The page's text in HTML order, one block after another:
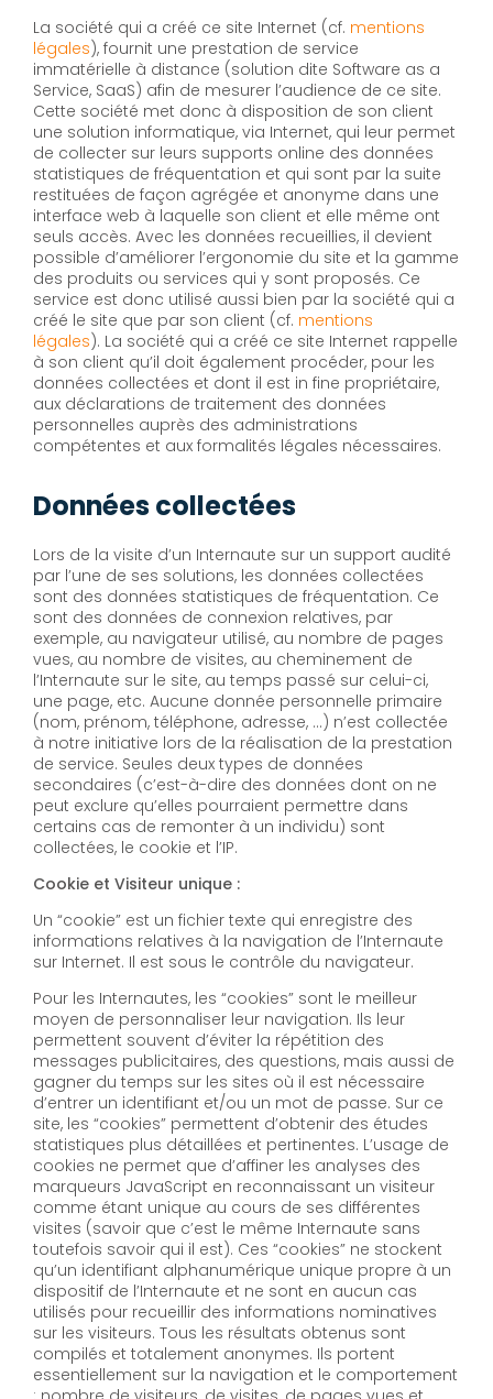
La société qui a créé ce site Internet (cf. mentions
légales), fournit une prestation de service
immatérielle à distance (solution dite Software as a
Service, SaaS) afin de mesurer l’audience de ce site.
Cette société met donc à disposition de son client
une solution informatique, via Internet, qui leur permet
de collecter sur leurs supports online des données
statistiques de fréquentation et qui sont par la suite
restituées de façon agrégée et anonyme dans une
interface web à laquelle son client et elle même ont
seuls accès. Avec les données recueillies, il devient
possible d’améliorer l’ergonomie du site et la gamme
des produits ou services qui y sont proposés. Ce
service est donc utilisé aussi bien par la société qui a
créé le site que par son client (cf. mentions
légales). La société qui a créé ce site Internet rappelle
à son client qu’il doit également procéder, pour les
données collectées et dont il est in fine propriétaire,
aux déclarations de traitement des données
personnelles auprès des administrations
compétentes et aux formalités légales nécessaires.
Données collectées
Lors de la visite d’un Internaute sur un support audité
par l’une de ses solutions, les données collectées
sont des données statistiques de fréquentation. Ce
sont des données de connexion relatives, par
exemple, au navigateur utilisé, au nombre de pages
vues, au nombre de visites, au cheminement de
l’Internaute sur le site, au temps passé sur celui-ci,
une page, etc. Aucune donnée personnelle primaire
(nom, prénom, téléphone, adresse, …) n’est collectée
à notre initiative lors de la réalisation de la prestation
de service. Seules deux types de données
secondaires (c’est-à-dire des données dont on ne
peut exclure qu’elles pourraient permettre dans
certains cas de remonter à un individu) sont
collectées, le cookie et l’IP.
Cookie et Visiteur unique :
Un “cookie” est un fichier texte qui enregistre des
informations relatives à la navigation de l’Internaute
sur Internet. Il est sous le contrôle du navigateur.
Pour les Internautes, les “cookies” sont le meilleur
moyen de personnaliser leur navigation. Ils leur
permettent souvent d’éviter la répétition des
messages publicitaires, des questions, mais aussi de
gagner du temps sur les sites où il est nécessaire
d’entrer un identifiant et/ou un mot de passe. Sur ce
site, les “cookies” permettent d’obtenir des études
statistiques plus détaillées et pertinentes. L’usage de
cookies ne permet que d’affiner les analyses des
marqueurs JavaScript en reconnaissant un visiteur
comme étant unique au cours de ses différentes
visites (savoir que c’est le même Internaute sans
toutefois savoir qui il est). Ces “cookies” ne stockent
qu’un identifiant alphanumérique unique propre à un
dispositif de l’Internaute et ne sont en aucun cas
utilisés pour recueillir des informations nominatives
sur les visiteurs. Tous les résultats obtenus sont
compilés et totalement anonymes. Ils portent
essentiellement sur la navigation et le comportement